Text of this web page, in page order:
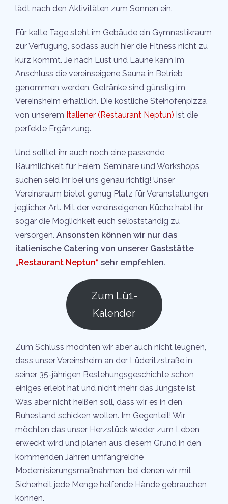
lädt nach den Aktivitäten zum Sonnen ein.
Für kalte Tage steht im Gebäude ein Gymnastikraum
zur Verfügung, sodass auch hier die Fitness nicht zu
kurz kommt. Je nach Lust und Laune kann im
Anschluss die vereinseigene Sauna in Betrieb
genommen werden. Getränke sind günstig im
Vereinsheim erhältlich. Die köstliche Steinofenpizza
von unserem Italiener (Restaurant Neptun) ist die
perfekte Ergänzung.
Und solltet ihr auch noch eine passende
Räumlichkeit für Feiern, Seminare und Workshops
suchen seid ihr bei uns genau richtig! Unser
Vereinsraum bietet genug Platz für Veranstaltungen
jeglicher Art. Mit der vereinseigenen Küche habt ihr
sogar die Möglichkeit euch selbstständig zu
versorgen. Ansonsten können wir nur das
italienische Catering von unserer Gaststätte
„Restaurant Neptun“ sehr empfehlen.
Zum Lü1-
Kalender
Zum Schluss möchten wir aber auch nicht leugnen,
dass unser Vereinsheim an der Lüderitzstraße in
seiner 35-jährigen Bestehungsgeschichte schon
einiges erlebt hat und nicht mehr das Jüngste ist.
Was aber nicht heißen soll, dass wir es in den
Ruhestand schicken wollen. Im Gegenteil! Wir
möchten das unser Herzstück wieder zum Leben
erweckt wird und planen aus diesem Grund in den
kommenden Jahren umfangreiche
Modernisierungsmaßnahmen, bei denen wir mit
Sicherheit jede Menge helfende Hände gebrauchen
können.